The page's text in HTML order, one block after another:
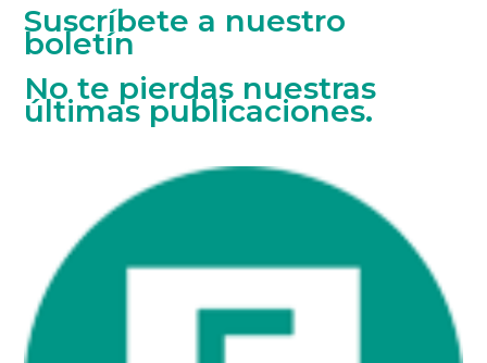
Suscríbete a nuestro
boletín
No te pierdas nuestras
últimas publicaciones.